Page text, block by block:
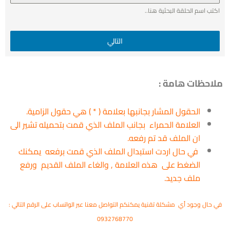
اكتب اسم الحلقة البحثية هنا..
التالي
ملاحظات هامة :
الحقول المشار بجانبها بعلامة ( * ) هي حقول الزامية.
العلامة الحمراء بجانب الملف الذي قمت بتحميله تشير الى
ان الملف قد تم رفعه.
في حال اردت استبدال الملف الذي قمت برفعه يمكنك
الضغط على هذه العلامة , والغاء الملف القديم ورفع
ملف جديد.
في حال وجود أي مشكلة تقنية يمكنكم التواصل معنا عبر الواتساب على الرقم التالي :
0932768770